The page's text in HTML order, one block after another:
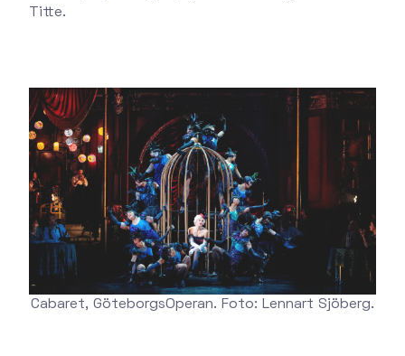
Titte.
Cabaret, GöteborgsOperan. Foto: Lennart Sjöberg.